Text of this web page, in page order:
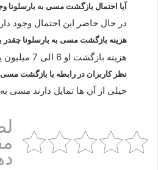
آیا احتمال بازگشت مسی به بارسلونا
در حال حاضر این احتمال وجود
هزینه بازگشت مسی به بارسلونا
هزینه بازگشت او 6 الی 7 میلیون یورو بیان شده است.
نظر کاربران در رابطه با بازگشت
خیلی از آن ها تمایل دارند مسی